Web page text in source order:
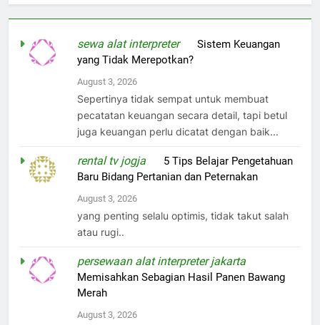
sewa alat interpreteronSistem Keuangan
yang Tidak Merepotkan?
August 3, 2026
Sepertinya tidak sempat untuk membuat
pecatatan keuangan secara detail, tapi betul
juga keuangan perlu dicatat dengan baik...
rental tv jogja
5 Tips Belajar Pengetahuan
Baru Bidang Pertanian dan Peternakan
August 3, 2026
yang penting selalu optimis, tidak takut salah
atau rugi..
persewaan alat interpreter jakarta
Memisahkan Sebagian Hasil Panen Bawang
Merah
August 3, 2026